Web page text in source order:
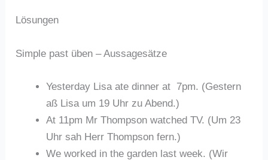
Lösungen
Simple past üben – Aussagesätze
Yesterday Lisa ate dinner at 7pm. (Gestern
aß Lisa um 19 Uhr zu Abend.)
At 11pm Mr Thompson watched TV. (Um 23
Uhr sah Herr Thompson fern.)
We worked in the garden last week. (Wir